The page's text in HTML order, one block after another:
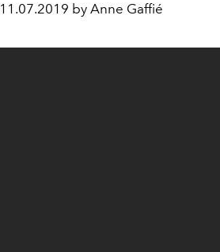
11.07.2019 by Anne Gaffié